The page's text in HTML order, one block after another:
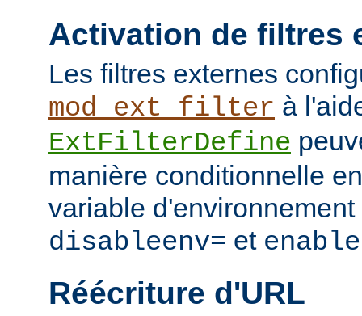
Activation de filtres
Les filtres externes
mod_ext_filter à
ExtFilterDefine
manière conditionnelle
variable
disableenv= et
Réécriture d'URL